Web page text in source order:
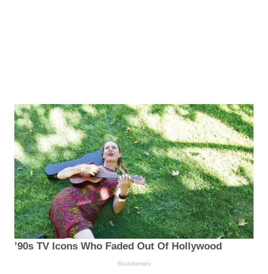
’90s TV Icons Who Faded Out Of Hollywood
Brainberries